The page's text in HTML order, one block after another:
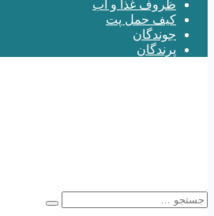
ظروف غذا و آب
کیف حمل پت
جوندگان
پرندگان